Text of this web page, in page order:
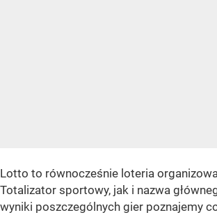
Lotto to równocześnie loteria
Totalizator sportowy, jak i nazwa
wyniki poszczególnych gier poznajemy